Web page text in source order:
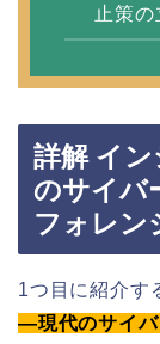
止策の
詳解 イ
のサイバ
フォレン
1つ目に紹介す
―現代のサイバ